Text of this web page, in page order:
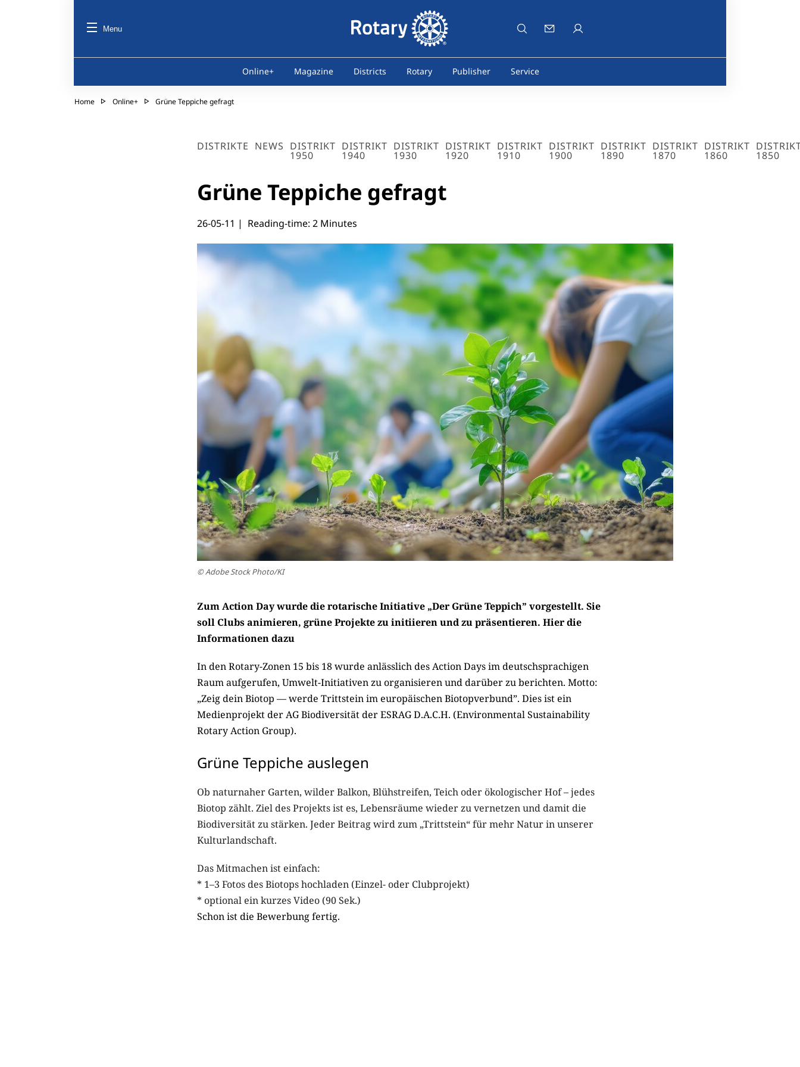
Menu
Online+ Magazine Districts Rotary Publisher Service
Home Online+ Grüne Teppiche gefragt
DISTRIKTE NEWS DISTRIKT
1950
DISTRIKT
1940
DISTRIKT
1930
DISTRIKT
1920
DISTRIKT
1910
DISTRIKT
1900
DISTRIKT
1890
DISTRIKT
1870
DISTRIKT
1860 1850
Grüne Teppiche gefragt
26-05-11 | Reading-time: 2 Minutes
© Adobe Stock Photo/KI
Zum Action Day wurde die rotarische Initiative „Der Grüne Teppich” vorgestellt. Sie
soll Clubs animieren, grüne Projekte zu initiieren und zu präsentieren. Hier die
Informationen dazu
In den Rotary-Zonen 15 bis 18 wurde anlässlich des Action Days im deutschsprachigen
Raum aufgerufen, Umwelt-Initiativen zu organisieren und darüber zu berichten. Motto:
„Zeig dein Biotop — werde Trittstein im europäischen Biotopverbund”. Dies ist ein
Medienprojekt der AG Biodiversität der ESRAG D.A.C.H. (Environmental Sustainability
Rotary Action Group).
Grüne Teppiche auslegen
Ob naturnaher Garten, wilder Balkon, Blühstreifen, Teich oder ökologischer Hof – jedes
Biotop zählt. Ziel des Projekts ist es, Lebensräume wieder zu vernetzen und damit die
Biodiversität zu stärken. Jeder Beitrag wird zum „Trittstein“ für mehr Natur in unserer
Kulturlandschaft.
Das Mitmachen ist einfach:
* 1–3 Fotos des Biotops hochladen (Einzel- oder Clubprojekt)
* optional ein kurzes Video (90 Sek.)
Schon ist die Bewerbung fertig.